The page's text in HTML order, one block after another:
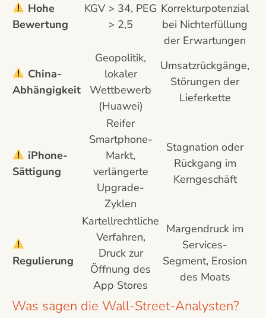
Hohe
Bewertung
KGV > 34, PEG
> 2,5
Korrekturpotenzial
bei Nichterfüllung
der Erwartungen
China-
Abhängigkeit
Geopolitik,
lokaler
Wettbewerb
(Huawei)
Umsatzrückgänge,
Störungen der
Lieferkette
iPhone-
Sättigung
Reifer
Smartphone-
Markt,
verlängerte
Upgrade-
Zyklen
Stagnation oder
Rückgang im
Kerngeschäft
Regulierung
Kartellrechtliche
Verfahren,
Druck zur
Öffnung des
App Stores
Margendruck im
Services-
Segment, Erosion
des Moats
Was sagen die Wall-Street-Analysten?